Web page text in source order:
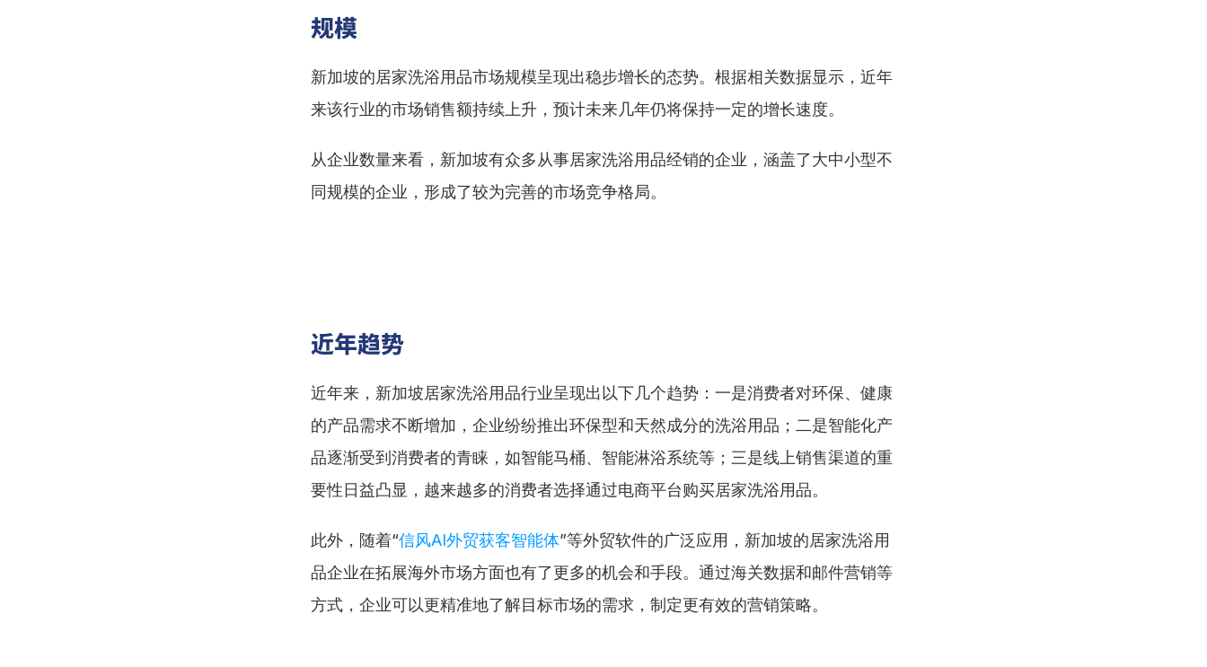
规模
新加坡的居家洗浴用品市场规模呈现出稳步增长的态势。根据相关数据显示，近年
来该行业的市场销售额持续上升，预计未来几年仍将保持一定的增长速度。
从企业数量来看，新加坡有众多从事居家洗浴用品经销的企业，涵盖了大中小型不
同规模的企业，形成了较为完善的市场竞争格局。
近年趋势
近年来，新加坡居家洗浴用品行业呈现出以下几个趋势：一是消费者对环保、健康
的产品需求不断增加，企业纷纷推出环保型和天然成分的洗浴用品；二是智能化产
品逐渐受到消费者的青睐，如智能马桶、智能淋浴系统等；三是线上销售渠道的重
要性日益凸显，越来越多的消费者选择通过电商平台购买居家洗浴用品。
此外，随着“信风AI外贸获客智能体”等外贸软件的广泛应用，新加坡的居家洗浴用
品企业在拓展海外市场方面也有了更多的机会和手段。通过海关数据和邮件营销等
方式，企业可以更精准地了解目标市场的需求，制定更有效的营销策略。